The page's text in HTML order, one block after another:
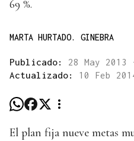
69 %.
MARTA HURTADO. GINEBRA
Publicado: 28 May
Actualizado: 10 Feb
El plan fija nueve metas